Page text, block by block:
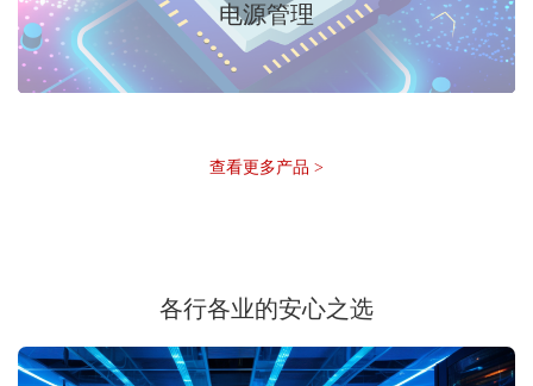
电源管理
查看更多产品 >
各行各业的安心之选